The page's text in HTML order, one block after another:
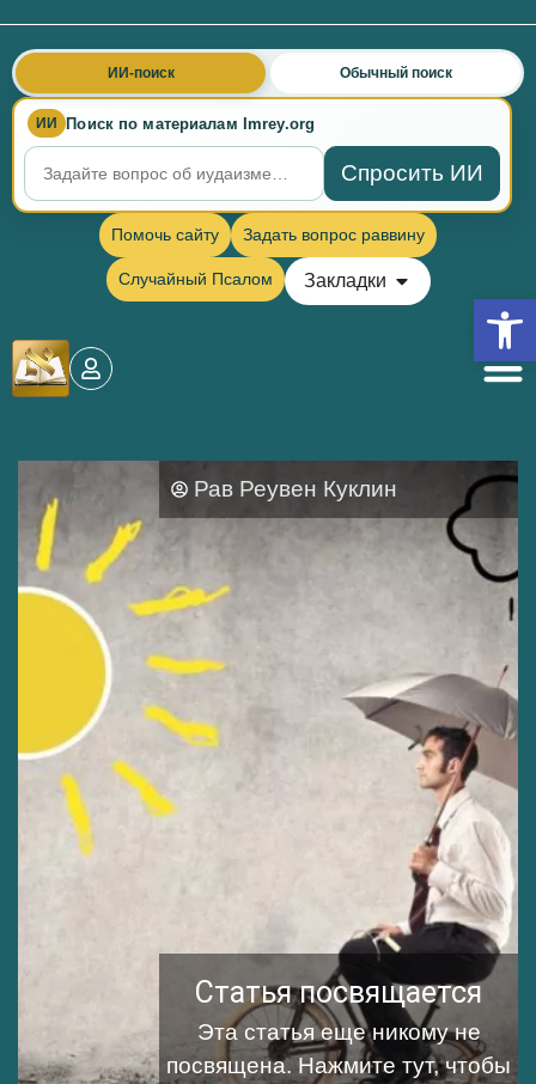
ИИ Поиск по материалам Imrey.org
Спросить ИИ
ИИ-поиск Обычный поиск
Помочь сайту Задать вопрос раввину
Случайный Псалом Закладки
Рав Реувен Куклин
Статья посвящается
Эта статья еще никому не
посвящена.Нажмите тут, чтобы